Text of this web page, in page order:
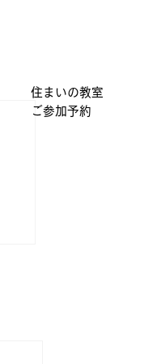
住まいの教室
​ご参加予約